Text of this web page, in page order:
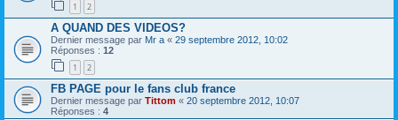
1 2
A QUAND DES VIDEOS?
Dernier message par Mr a « 29 septembre 2012, 10:02
Réponses : 12
1 2
FB PAGE pour le fans club france
Dernier message par Tittom « 20 septembre 2012, 10:07
Réponses : 4